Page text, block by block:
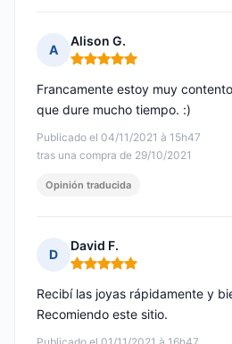
A
Alison G.
Nota: 5 de 5
Publicado el 04/11/2021 à 15h47
tras una compra de 29/10/2021
Francamente estoy muy
que dure mucho tiempo. :)
Opinión traducida
D
David F.
Nota: 5 de 5
Recibí las joyas rápidamente y
Recomiendo este sitio.